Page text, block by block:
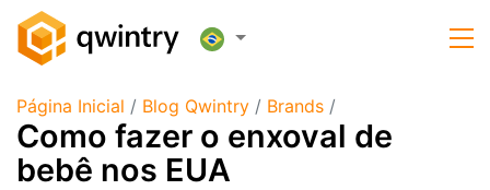
Página Inicial / Blog Qwintry / Brands /
Como fazer o enxoval de
bebê nos EUA